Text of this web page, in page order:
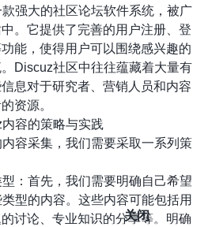
强大的社区论坛软件系统，被广
。它提供了完善的用户注册、登
能，使得用户可以围绕感兴趣的
Discuz社区中往往蕴藏着大量有
息对于研究者、营销人员和内容
资源。
容的策略与实践
容采集，我们需要采取一系列策
：首先，我们需要明确自己希望
型的内容。这些内容可能包括用
讨论、专业知识的分享等。明确
关闭